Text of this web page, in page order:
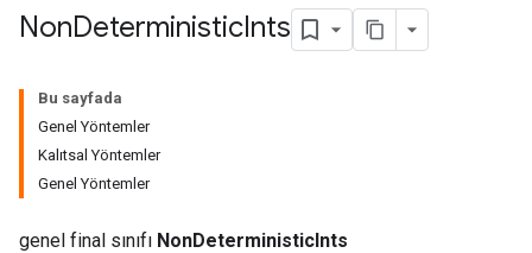
NonDeterministicInts
Bu sayfada
Genel Yöntemler
Kalıtsal Yöntemler
Genel Yöntemler
genel final sınıfı NonDeterministicInts